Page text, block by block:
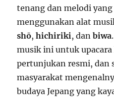
tenang dan melodi
menggunakan alat
shō,hichiriki, danbiwa
musik ini untuk upacara
pertunjukan resmi, dan
masyarakat
budaya Jepang yang